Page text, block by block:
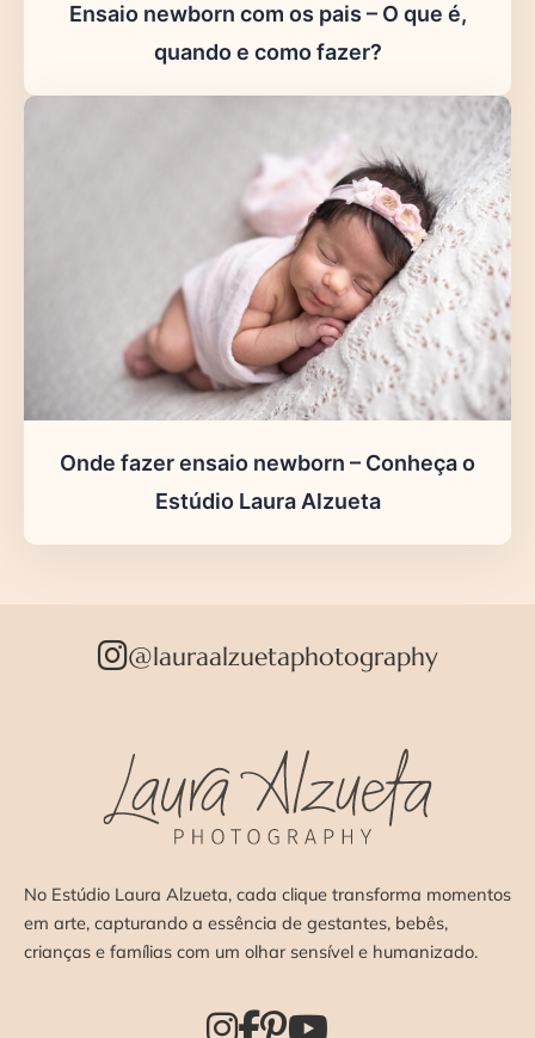
Ensaio newborn com os pais – O que é,
quando e como fazer?
Onde fazer ensaio newborn – Conheça o
Estúdio Laura Alzueta
@lauraalzuetaphotography
No Estúdio Laura Alzueta, cada clique transforma momentos
em arte, capturando a essência de gestantes, bebês,
crianças e famílias com um olhar sensível e humanizado.